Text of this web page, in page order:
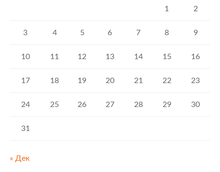
1 2
3 4 5 6 7 8 9
10 11 12 13 14 15 16
17 18 19 20 21 22 23
24 25 26 27 28 29 30
31
« Дек